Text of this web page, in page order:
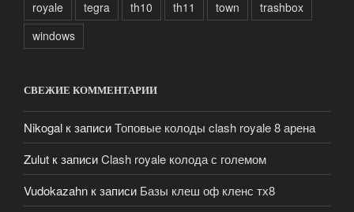
royale
tegra th10 th11 town
trashbox
windows
СВЕЖИЕ КОММЕНТАРИИ
Nikogal к записиТоповые колоды clash royale 8 арена
Zulut к записиClash royale колода с големом
Vudokazahn к записи Базы клеш оф кленс тх8